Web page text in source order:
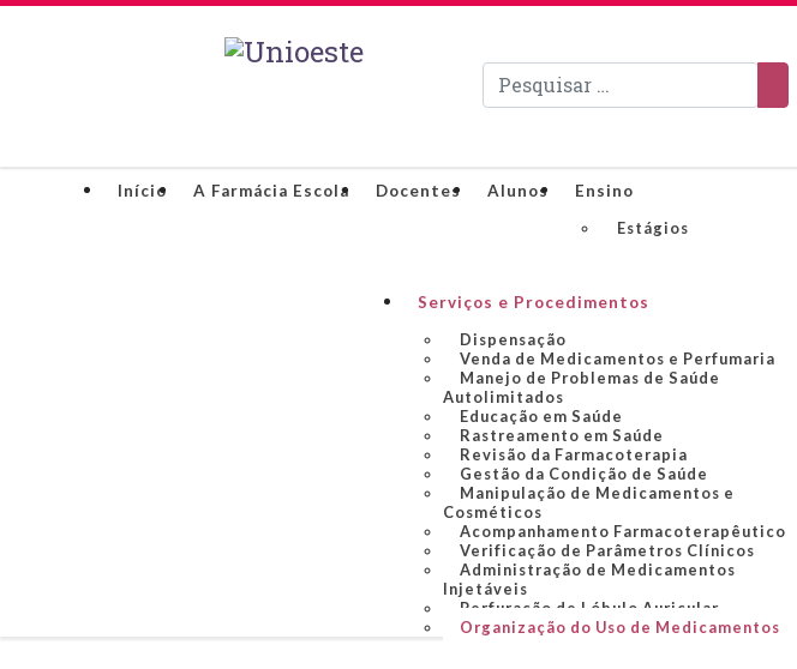
Pesquisar
Início A Farmácia Escola Docentes Alunos
Ensino
Estágios
Serviços e Procedimentos
Dispensação
Venda de Medicamentos e Perfumaria
Manejo de Problemas de Saúde
Autolimitados
Educação em Saúde
Rastreamento em Saúde
Revisão da Farmacoterapia
Gestão da Condição de Saúde
Manipulação de Medicamentos e
Cosméticos
Acompanhamento Farmacoterapêutico
Verificação de Parâmetros Clínicos
Administração de Medicamentos
Injetáveis
Perfuração de Lóbulo Auricular
Organização do Uso de Medicamentos